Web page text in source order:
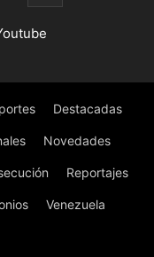
Destacadas
Novedades
Reportajes
Venezuela